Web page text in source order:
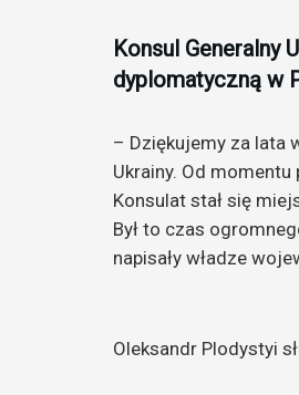
Konsul Generalny
dyplomatyczną w
– Dziękujemy za lata
Ukrainy. Od
Konsulat stał się
Był to czas
napisały władze
Oleksandr Plodystyi